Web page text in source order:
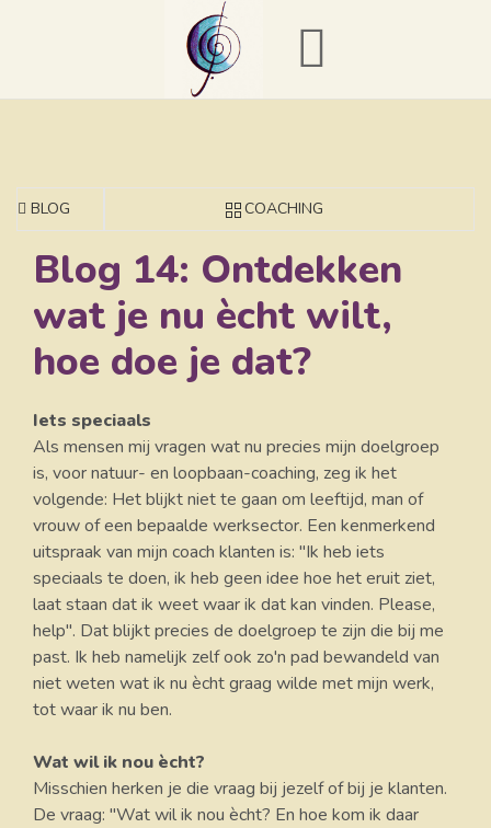
BLOG COACHING
Blog 14: Ontdekken
wat je nu ècht wilt,
hoe doe je dat?
Iets speciaals
Als mensen mij vragen wat nu precies mijn doelgroep
is, voor natuur- en loopbaan-coaching, zeg ik het
volgende: Het blijkt niet te gaan om leeftijd, man of
vrouw of een bepaalde werksector. Een kenmerkend
uitspraak van mijn coach klanten is: "Ik heb iets
speciaals te doen, ik heb geen idee hoe het eruit ziet,
laat staan dat ik weet waar ik dat kan vinden. Please,
help". Dat blijkt precies de doelgroep te zijn die bij me
past. Ik heb namelijk zelf ook zo'n pad bewandeld van
niet weten wat ik nu ècht graag wilde met mijn werk,
tot waar ik nu ben.
Wat wil ik nou ècht?
Misschien herken je die vraag bij jezelf of bij je klanten.
De vraag: "Wat wil ik nou ècht? En hoe kom ik daar